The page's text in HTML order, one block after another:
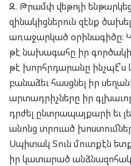
Զ. Թրամփ վեթոյի
զինակիցներուն զէնք
առաջարկած օրինագիծը։
թէ նախագահը իր
թէ խորհրդարանը
բանաձեւ հասցնել իր
արտադրիչները իր գլխաւոր
դրժել ընտրապայքարի եւ
անոնց տրուած
Սպիտակ Տուն մուտքէն
իր կատարած